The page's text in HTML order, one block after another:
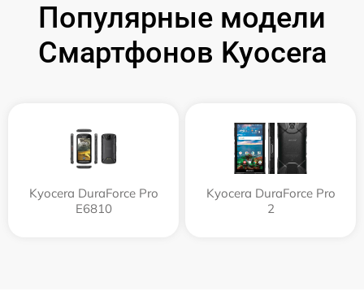
Популярные модели
Смартфонов Kyocera
Kyocera DuraForce Pro
E6810
Kyocera DuraForce Pro
2